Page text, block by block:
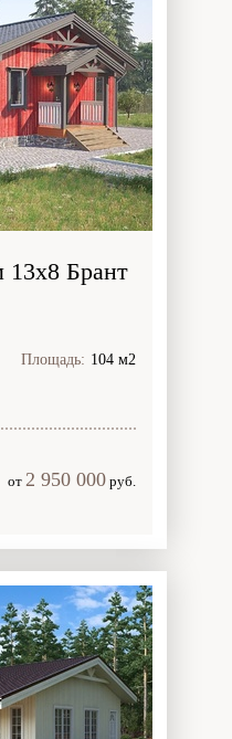
Брант
Площадь: 104 м2
от 2 950 000 руб.